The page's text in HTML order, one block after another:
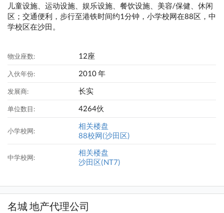
儿童设施、运动设施、娱乐设施、餐饮设施、美容/保健、休闲
区；交通便利，步行至港铁时间约1分钟，小学校网在88区，中
学校区在沙田。
物业座数: 12座
入伙年份: 2010 年
发展商: 长实
单位数目: 4264伙
小学校网:
相关楼盘
88校网(沙田区)
中学校网:
相关楼盘
沙田区(NT7)
名城 地产代理公司